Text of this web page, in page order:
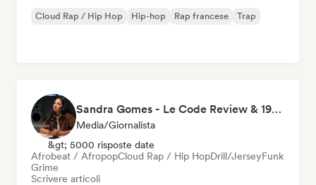
Cloud Rap / Hip Hop Hip-hop Rap francese Trap
Sandra Gomes - Le Code Review & 1993initiales
Media/Giornalista
&gt; 5000 risposte date
Afrobeat / AfropopCloud Rap / Hip HopDrill/JerseyFunk
Grime
Scrivere articoli